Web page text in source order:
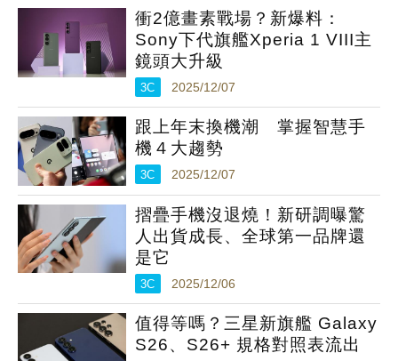
衝2億畫素戰場？新爆料：
Sony下代旗艦Xperia 1 VIII主
鏡頭大升級
3C 2025/12/07
跟上年末換機潮 掌握智慧手
機４大趨勢
3C 2025/12/07
摺疊手機沒退燒！新研調曝驚
人出貨成長、全球第一品牌還
是它
3C 2025/12/06
值得等嗎？三星新旗艦 Galaxy
S26、S26+ 規格對照表流出